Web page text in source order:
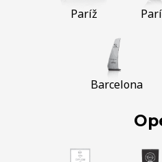
Paríž
Barcelona